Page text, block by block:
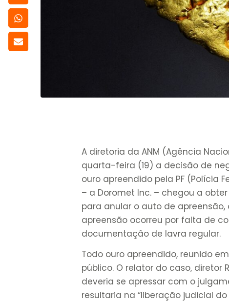
A diretoria da ANM (Agência
quarta-feira (19) a decisão de
ouro apreendido pela PF (Polícia
– a Doromet Inc. – chegou a
para anular o auto de
apreensão ocorreu por falta de
documentação de lavra regular.
Todo ouro apreendido, reunido
público. O relator do caso, diretor
deveria se apressar com o
resultaria na “liberação judicial